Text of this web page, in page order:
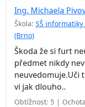
Ing. Michaela
Škola: SŠ
(Brno)
Škoda že si furt
předmet nikdy
neuvedomuje.Uči
vi jak dlouho..
Obtížnost: 5 |